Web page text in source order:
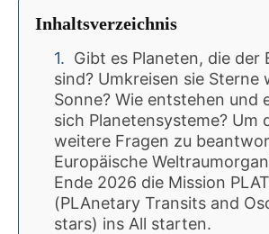
Inhaltsverzeichnis
Gibt es Planeten, die der
sind? Umkreisen sie Sterne
Sonne? Wie entstehen und
sich Planetensysteme? Um
weitere Fragen zu
Europäische
Ende 2026 die Mission
(PLAnetary Transits and
stars) ins All starten.